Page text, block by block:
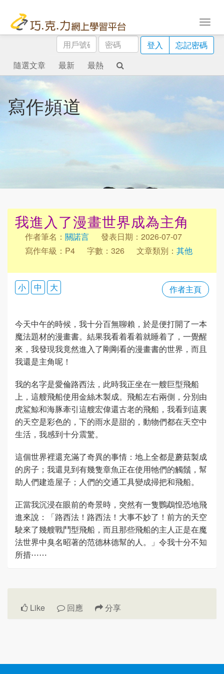
用
戶
號
碼
密
碼
登入
忘記密碼
隨選文章
最新 最熱
寫作頻道
我進入了漫畫世界成為主角
作者筆名： 關諾言
發表日期：2026-07-07
寫作年級：P4
字數：326 文章類別： 其他
作者主頁
小 中 大
今天中午的時候，我十分百無聊賴，於是便打開了一本
魔法題材的漫畫書。結果我看着看着就睡着了，一覺醒
來，我發現我竟然進入了剛剛看的漫畫書的世界，而且
我還是主角呢！
我的名字是愛倫路西法，此時我正坐在一艘巨型飛船
上，這艘飛船使用金絲木製成。飛船左右兩側，分別由
虎鯊鯨和海豚牽引這艘宏偉還古老的飛船，我看到這裏
的天空是彩色的，下的雨水是甜的，動物們都在天空中
生活，我感到十分震驚。
這個世界裡還充滿了奇異的事情：地上全都是蘑菇製成
的房子；我還見到有幾隻章魚正在使用牠們的觸鬚，幫
助人們建造屋子；人們的交通工具變成掃把和飛船。
正當我沉浸在眼前的奇景時，突然有一隻鸚鵡惶恐地飛
進來說：「路西法！路西法！大事不妙了！前方的天空
駛來了幾艘戰鬥型飛船，而且那些飛船的主人正是在魔
法世界中臭名昭著的范德林德幫的人。」令我十分不知
所措⋯⋯
Like 回應 分享